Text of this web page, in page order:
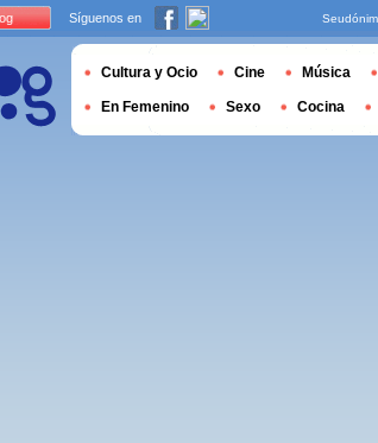
Síguenos en
Cultura y Ocio Cine Música
En Femenino Sexo Cocina